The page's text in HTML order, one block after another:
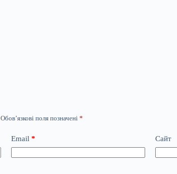
Обов’язкові поля позначені *
Email * Сайт